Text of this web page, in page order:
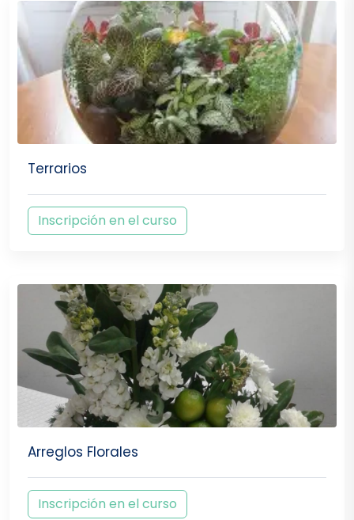
Terrarios
Inscripción en el curso
Arreglos Florales
Inscripción en el curso